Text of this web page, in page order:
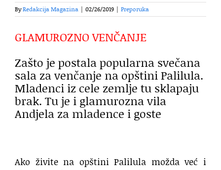
ByRedakcija Magazina 02/26/2019 Preporuka
GLAMUROZNO VENČANJE
Zašto je postala popularna svečana
sala za venčanje na opštini Palilula.
Mladenci iz cele zemlje tu sklapaju
brak. Tu je i glamurozna vila
Andjela za mladence i goste
Ako živite na opštini Palilula možda već i